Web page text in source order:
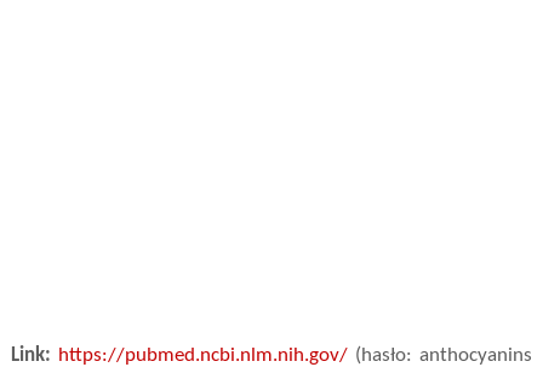
Link: https://pubmed.ncbi.nlm.nih.gov/(hasło: anthocyanins